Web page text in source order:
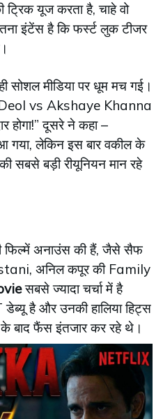
ट्रिक यूज करता है, चाहे वो
इंटेंस है कि फर्स्ट लुक टीजर
सोशल मीडिया पर धूम मच गई।
vs Akshaye Khanna
होगा!” दूसरे ने कहा –
लेकिन इस बार वकील के
सबसे बड़ी रीयूनियन मान रहे
अनाउंस की हैं, जैसे सैफ
अनिल कपूर की Family
सबसे ज्यादा चर्चा में है
है और उनकी हालिया हिट्स
बाद फैंस इंतजार कर रहे थे।